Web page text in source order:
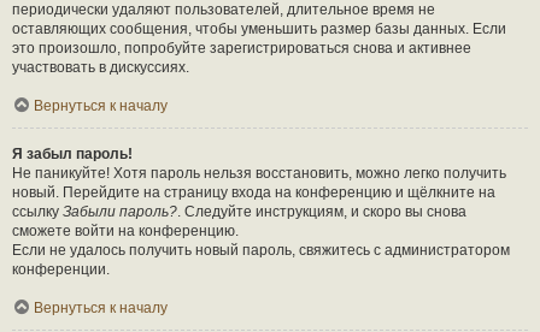
периодически удаляют пользователей, длительное время не
оставляющих сообщения, чтобы уменьшить размер базы данных. Если
это произошло, попробуйте зарегистрироваться снова и активнее
участвовать в дискуссиях.
Вернуться к началу
Я забыл пароль!
Не паникуйте! Хотя пароль нельзя восстановить, можно легко получить
новый. Перейдите на страницу входа на конференцию и щёлкните на
ссылку Забыли пароль?. Следуйте инструкциям, и скоро вы снова
сможете войти на конференцию.
Если не удалось получить новый пароль, свяжитесь с администратором
конференции.
Вернуться к началу